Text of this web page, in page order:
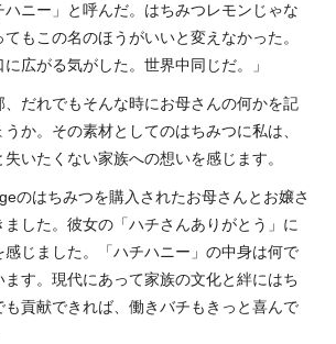
ハニー」と呼んだ。はちみつレモンじゃな
もこの名のほうがいいと変えなかった。
広がる気がした。世界中同じだ。」
だれでもそんな時にお母さんの何かを記
か。その素材としてのはちみつに私は、
いたくない家族への想いを感じます。
のはちみつを購入されたお母さんとお嬢さ
ました。彼女の「ハチさんありがとう」に
じました。「ハチハニー」の中身は何で
ます。現代にあって家族の文化と絆にはち
貢献できれば、働きバチもきっと喜んで